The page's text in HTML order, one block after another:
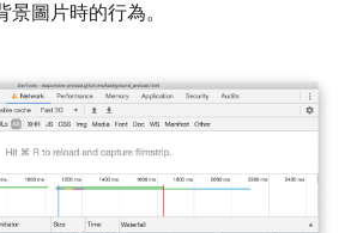
圖片時的行為。